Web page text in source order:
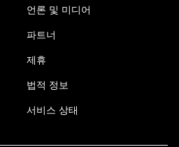
언론 및 미디어
파트너
제휴
법적 정보
서비스 상태